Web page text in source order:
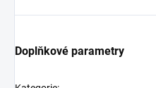
Doplňkové parametry